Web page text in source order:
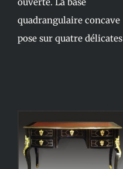
ouverte. La base
quadrangulaire concave
pose sur quatre délicates